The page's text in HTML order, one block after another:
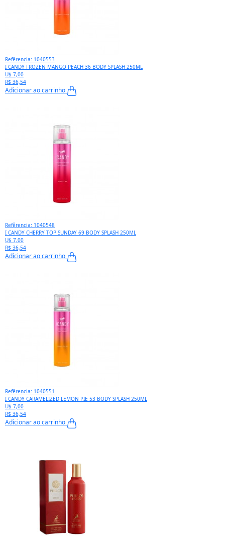
Refêrencia: 1040553
I CANDY FROZEN MANGO PEACH 36 BODY SPLASH 250ML
U$ 7,00
R$ 36,54
Adicionar ao carrinho
Refêrencia: 1040548
I CANDY CHERRY TOP SUNDAY 69 BODY SPLASH 250ML
U$ 7,00
R$ 36,54
Adicionar ao carrinho
Refêrencia: 1040551
I CANDY CARAMELIZED LEMON PIE 53 BODY SPLASH 250ML
U$ 7,00
R$ 36,54
Adicionar ao carrinho